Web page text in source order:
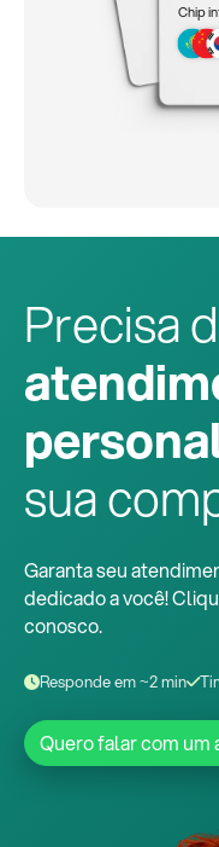
Chip
Precisa
sua
Garanta seu
dedicado a você!
conosco.
Responde em ~2 min
Quero falar com um